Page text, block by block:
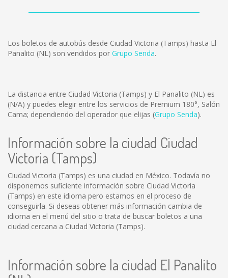
Los boletos de autobús desde Ciudad Victoria (Tamps) hasta El
Panalito (NL) son vendidos por Grupo Senda.
La distancia entre Ciudad Victoria (Tamps) y El Panalito (NL) es
(N/A) y puedes elegir entre los servicios de Premium 180°, Salón
Cama; dependiendo del operador que elijas (Grupo Senda).
Información sobre la ciudad Ciudad
Victoria (Tamps)
Ciudad Victoria (Tamps) es una ciudad en México. Todavía no
disponemos suficiente información sobre Ciudad Victoria
(Tamps) en este idioma pero estamos en el proceso de
conseguirla. Si deseas obtener más información cambia de
idioma en el menú del sitio o trata de buscar boletos a una
ciudad cercana a Ciudad Victoria (Tamps).
Información sobre la ciudad El Panalito